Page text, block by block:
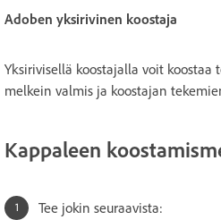
Adoben yksirivinen koostaja
Yksirivisellä koostajalla voit
melkein valmis ja koostajan
Kappaleen
Tee jokin seuraavista: